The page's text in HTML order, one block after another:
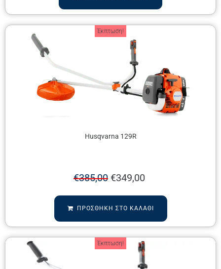
Έκπτωση!
Husqvarna 129R
€385,00 €349,00
ΠΡΟΣΘΉΚΗ ΣΤΟ ΚΑΛΆΘΙ
Έκπτωση!